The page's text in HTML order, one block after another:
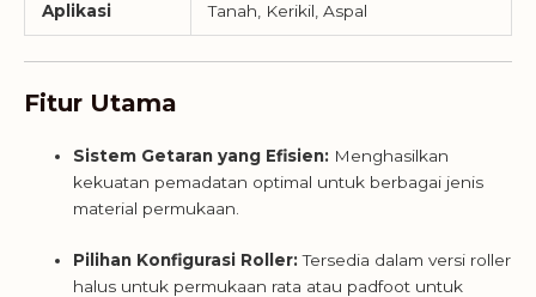
Aplikasi Tanah, Kerikil, Aspal
Fitur Utama
Sistem Getaran yang Efisien: Menghasilkan
kekuatan pemadatan optimal untuk berbagai jenis
material permukaan.
Pilihan Konfigurasi Roller:Tersedia dalam versi roller
halus untuk permukaan rata atau padfoot untuk